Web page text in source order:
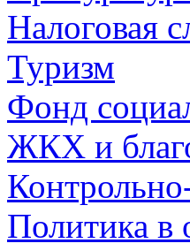
Налоговая
Туризм
Фонд
ЖКХ и
Политика в